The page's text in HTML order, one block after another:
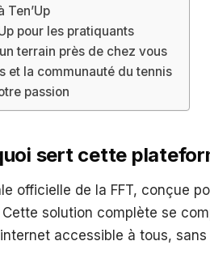
Ten’Up
pour les pratiquants
terrain près de chez vous
et la communauté du tennis
passion
sert cette
officielle de la FFT, conçue
solution complète se
accessible à tous,